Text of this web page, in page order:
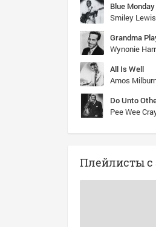
Blue Monday
Smiley Lewis
Grandma
Wynonie
All Is Well
Amos
Do Unto
Pee Wee
Плейлисты с